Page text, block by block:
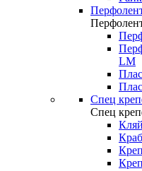
LM
Спец
Спец
Краб